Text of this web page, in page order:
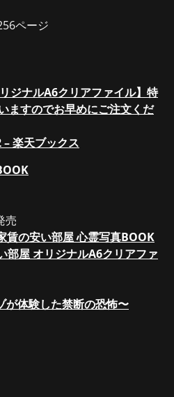
ページ
ジナルA6クリアファイル】特
ますのでお早めにご注文くだ
– 楽天ブックス
売
賃の安い部屋 心霊写真BOOK
屋 オリジナルA6クリアファ
が体験した禁断の恐怖〜